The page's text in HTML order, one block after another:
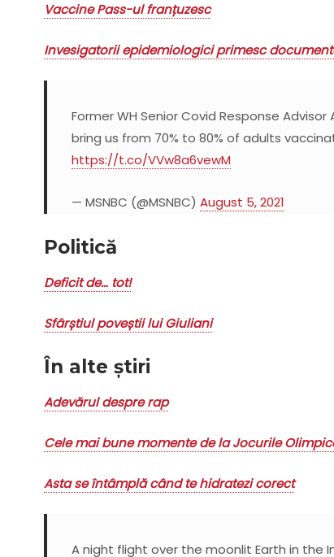
Vaccine Pass-ul franțuzesc
Invesigatorii epidemiologici primesc
Former WH Senior Covid Response
bring us from 70% to 80% of adults
https://t.co/VVw8a6vewM
— MSNBC (@MSNBC) August 5, 2021
Politică
Deficit de… tot!
Sfârștiul poveștii lui Giuliani
În alte știri
Adevărul despre rap
Cele mai bune momente de la Jocurile
Asta se întâmplă când te hidratezi corect
A night flight over the moonlit Earth in the